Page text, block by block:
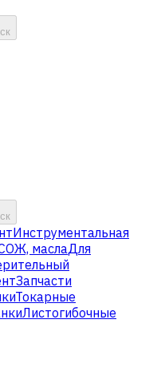
Инструментальная
маслаДля
Запчасти
Токарные
Листогибочные